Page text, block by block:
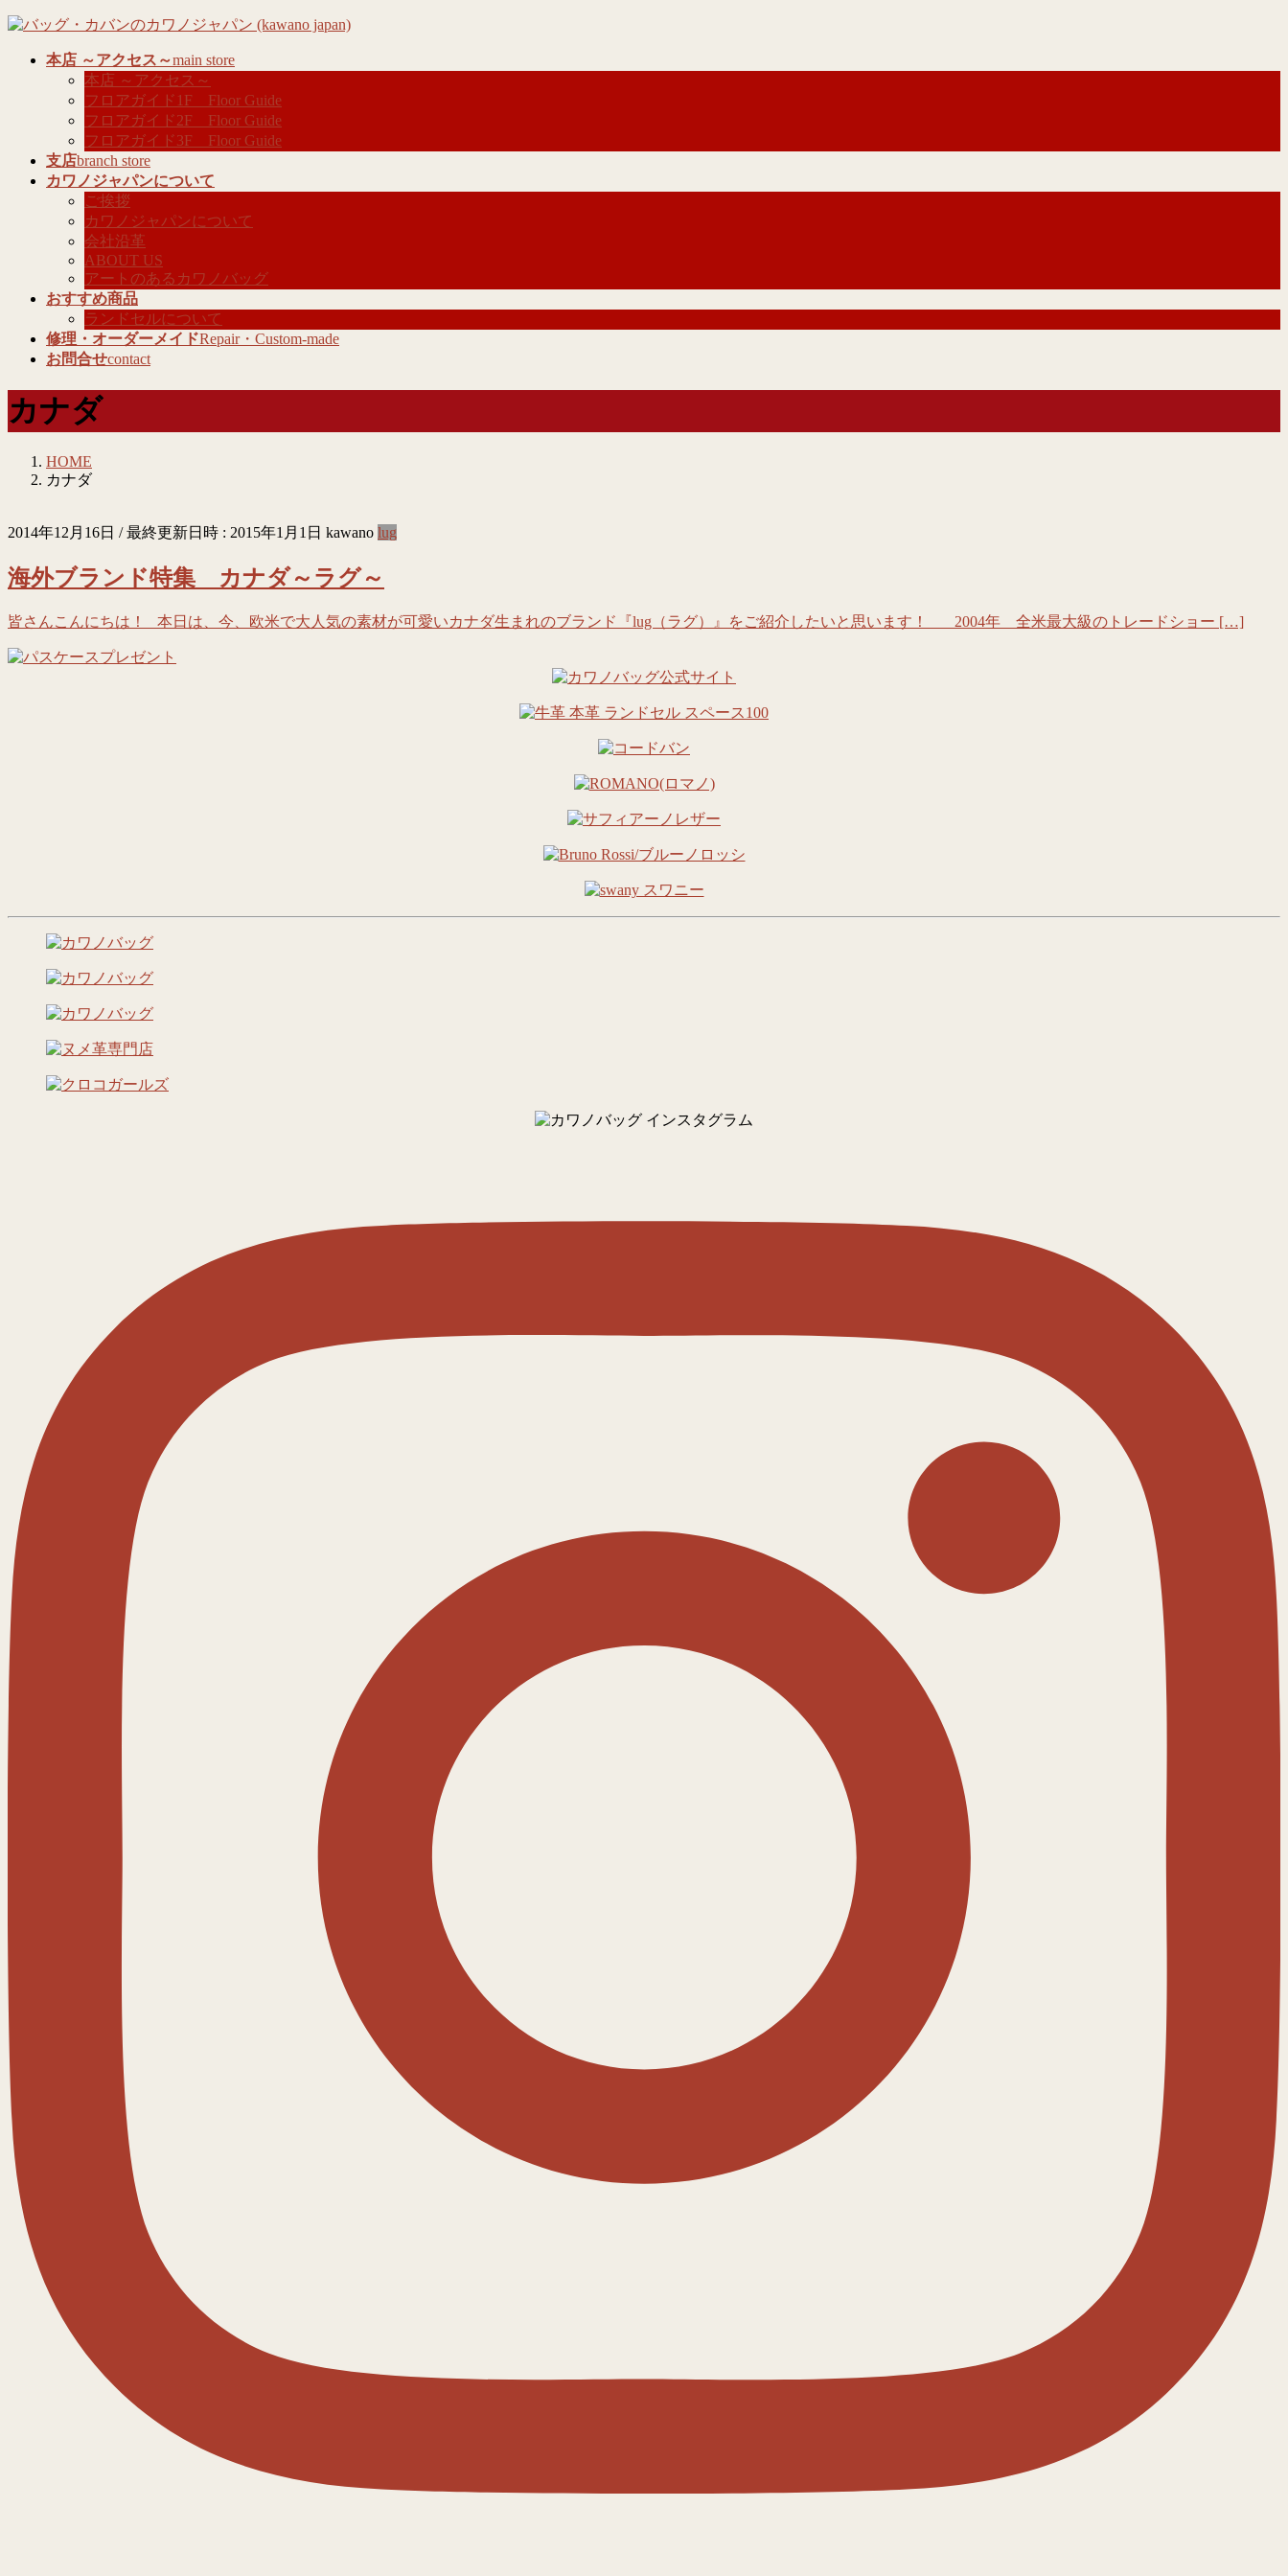
コ
ナ
本店 ～アクセス～main store
本店 ～アクセス～
フロアガイド1F Floor Guide
フロアガイド2F Floor Guide
フロアガイド3F Floor Guide
支店branch store
カワノジャパンについて
ご挨拶
カワノジャパンについて
会社沿革
ABOUT US
アートのあるカワノバッグ
おすすめ商品
ランドセルについて
修理・オーダーメイドRepair・Custom-made
お問合せcontact
カナダ
HOME
カナダ
2014年12月16日 / 最終更新日時 : 2015年1月1日 kawano lug
海外ブランド特集 カナダ～ラグ～
皆さんこんにちは！ 本日は、今、欧米で大人気の素材が可愛いカナダ生まれのブランド『lug（ラグ）』をご紹介したいと思います！ 2004年 全米最大級のトレードショー […]